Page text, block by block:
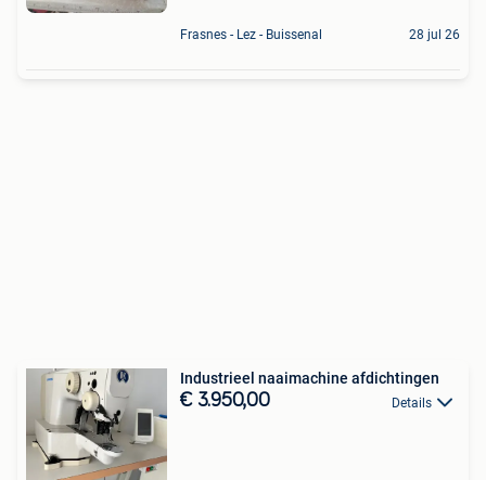
Frasnes - Lez - Buissenal 28 jul 26
Industrieel naaimachine afdichtingen
€ 3.950,00 Details